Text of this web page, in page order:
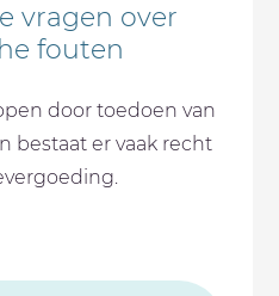
vragen over
fouten
door toedoen van
bestaat er vaak recht